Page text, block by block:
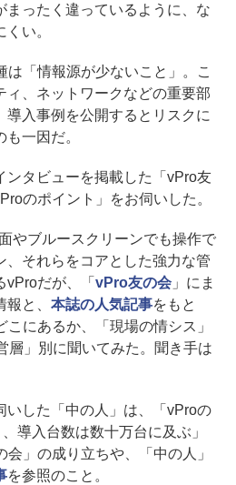
まったく違っているように、な
い。
「情報源が少ないこと」。こ
ィ、ネットワークなどの重要部
導入事例を公開するとリスクに
一因だ。
タビューを掲載した「vPro友
のポイント」をお伺いした。
やブルースクリーンでも操作で
、それらをコアとした強力な管
だが、「 vPro友の会」にま
と、 本誌の人気記事をもと
にあるか、「現場の情シス」
層」別に聞いてみた。聞き手は
した「中の人」は、「vProの
導入台数は数十万台に及ぶ」
」の成り立ちや、「中の人」
を参照のこと。